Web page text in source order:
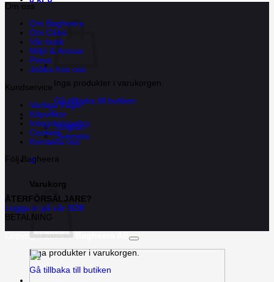
Inga produkter i varukorgen.
Gå tillbaka till butiken
English
Svenska
0
Varukorg
Inga produkter i varukorgen.
Gå tillbaka till butiken
Om oss
Om Bagheera
Om Cébé
Vår butik
Miljö & Ansvar
Press
Jobba hos oss
Kundservice
Vanliga frågor
Köpvillkor
Integritetspolicy
Cookies
Kontakta oss
Följ Bagheera
ÅTERFÖRSÄLJARE?
Logga in på vår B2B
BETALNING
Copyright 2026 ©